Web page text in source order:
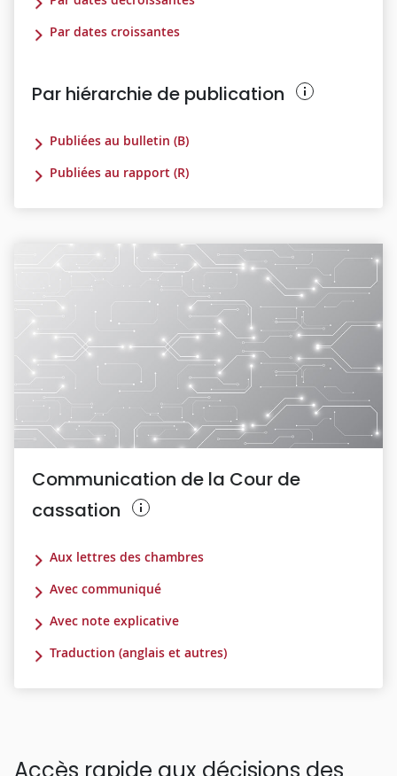
Par dates croissantes
Par hiérarchie de publication
Publiées au bulletin (B)
Publiées au rapport (R)
Communication de la Cour de
cassation
Aux lettres des chambres
Avec communiqué
Avec note explicative
Traduction (anglais et autres)
Accès rapide aux décisions des